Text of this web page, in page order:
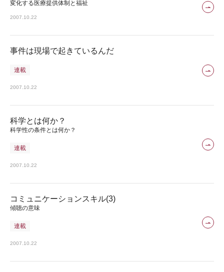
変化する医療提供体制と福祉
2007.10.22
事件は現場で起きているんだ
連載
2007.10.22
科学とは何か？
科学性の条件とは何か？
連載
2007.10.22
コミュニケーションスキル(3)
傾聴の意味
連載
2007.10.22